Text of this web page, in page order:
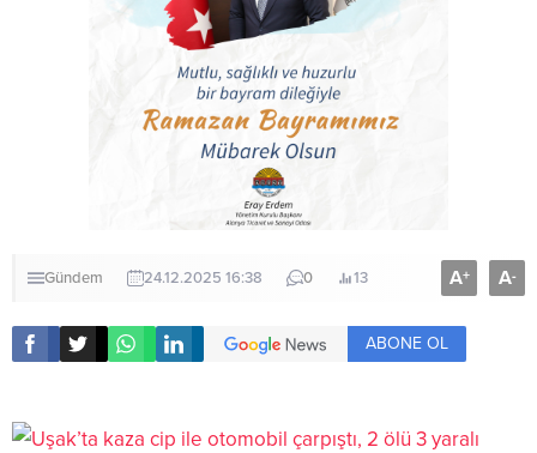
Gündem 24.12.2025 16:38 0 13 A+ A-
ABONE OL